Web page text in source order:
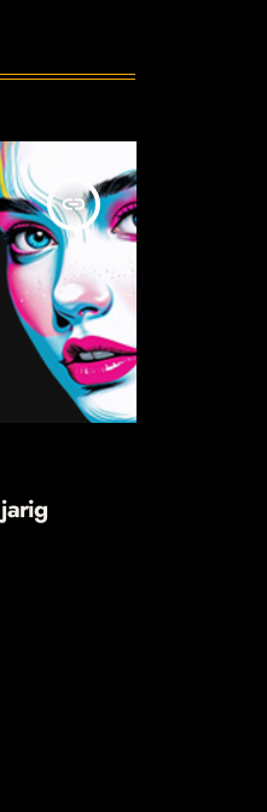
insert_link